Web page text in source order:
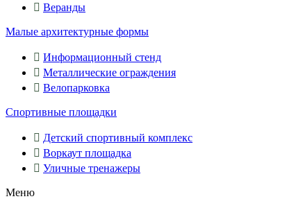
Веранды
Малые архитектурные формы
Информационный стенд
Металлические ограждения
Велопарковка
Спортивные площадки
Детский спортивный комплекс
Воркаут площадка
Уличные тренажеры
Меню